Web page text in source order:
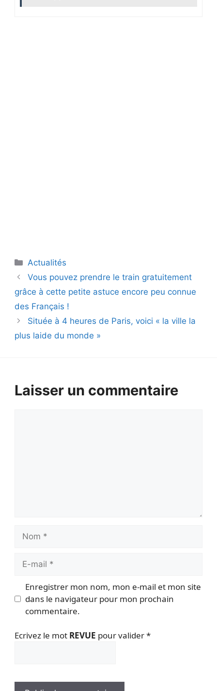
Catégories
Actualités
Vous pouvez prendre le train gratuitement
grâce à cette petite astuce encore peu connue
des Français !
Située à 4 heures de Paris, voici « la ville la
plus laide du monde »
Laisser un commentaire
mail
Enregistrer mon nom, mon e-mail et mon site
dans le navigateur pour mon prochain
commentaire.
Ecrivez le mot REVUE pour valider*